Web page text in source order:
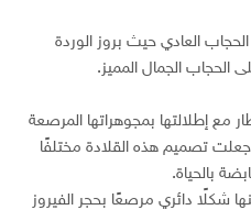
العادي حيث بروز الوردة
الجمال المميز.
مع إطلالتها بمجوهراتها المرصعة
جعلت تصميم هذه القلادة مختلفًا
بالحياة.
شكلًا دائري مرصعًا بحجر الفيروز